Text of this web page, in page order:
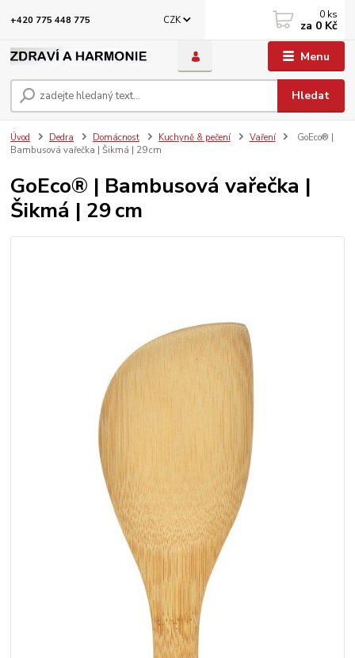
Menu
CZK
Hledat
+420 775 448 775 0 ks
za 0 Kč
Úvod Dedra Domácnost Kuchyně & pečení Vaření
GoEco® |
Bambusová vařečka | Šikmá | 29 cm
GoEco® | Bambusová vařečka |
Šikmá | 29 cm